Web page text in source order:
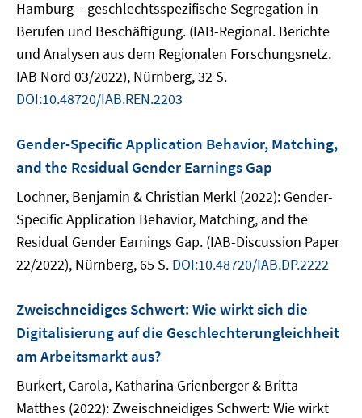
Hamburg – geschlechtsspezifische Segregation in
Berufen und Beschäftigung. (IAB-Regional. Berichte
und Analysen aus dem Regionalen Forschungsnetz.
IAB Nord 03/2022), Nürnberg, 32 S.
DOI:10.48720/IAB.REN.2203
Gender-Specific Application Behavior, Matching,
and the Residual Gender Earnings Gap
Lochner, Benjamin & Christian Merkl (2022): Gender-
Specific Application Behavior, Matching, and the
Residual Gender Earnings Gap. (IAB-Discussion Paper
22/2022), Nürnberg, 65 S. DOI:10.48720/IAB.DP.2222
Zweischneidiges Schwert: Wie wirkt sich die
Digitalisierung auf die Geschlechterungleichheit
am Arbeitsmarkt aus?
Burkert, Carola, Katharina Grienberger & Britta
Matthes (2022): Zweischneidiges Schwert: Wie wirkt